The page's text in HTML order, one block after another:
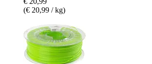
(€ 20,99 / kg)